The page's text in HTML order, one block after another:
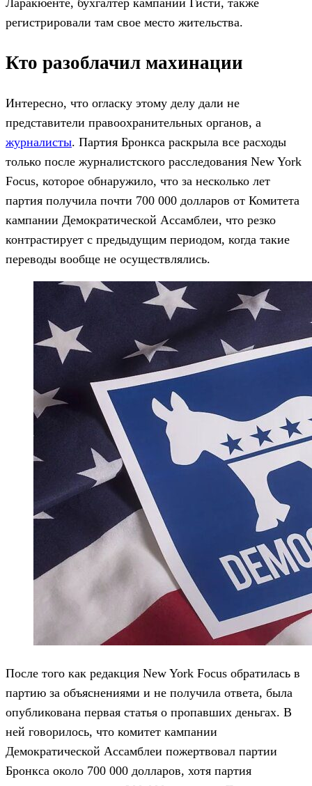
Ларакюенте, бухгалтер кампании Гисти, также
регистрировали там свое место жительства.
Кто разоблачил махинации
Интересно, что огласку этому делу дали не
представители правоохранительных органов, а
журналисты. Партия Бронкса раскрыла все расходы
только после журналистского расследования New York
Focus, которое обнаружило, что за несколько лет
партия получила почти 700 000 долларов от Комитета
кампании Демократической Ассамблеи, что резко
контрастирует с предыдущим периодом, когда такие
переводы вообще не осуществлялись.
После того как редакция New York Focus обратилась в
партию за объяснениями и не получила ответа, была
опубликована первая статья о пропавших деньгах. В
ней говорилось, что комитет кампании
Демократической Ассамблеи пожертвовал партии
Бронкса около 700 000 долларов, хотя партия